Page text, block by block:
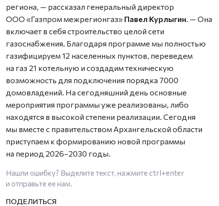
региона, — рассказал генеральный директор
ООО «Газпром межрегионгаз» Павел Курлыгин. — Она
включает в себя строительство целой сети
газоснабжения. Благодаря программе мы полностью
газифицируем 12 населенных пунктов, переведем
на газ 21 котельную и создадим техническую
возможность для подключения порядка 7000
домовладений. На сегодняшний день основные
мероприятия программы уже реализованы, либо
находятся в высокой степени реализации. Сегодня
мы вместе с правительством Архангельской области
приступаем к формированию новой программы
на период 2026–2030 годы.
Нашли ошибку? Выделите текст, нажмите ctrl+enter
и отправьте ее нам.